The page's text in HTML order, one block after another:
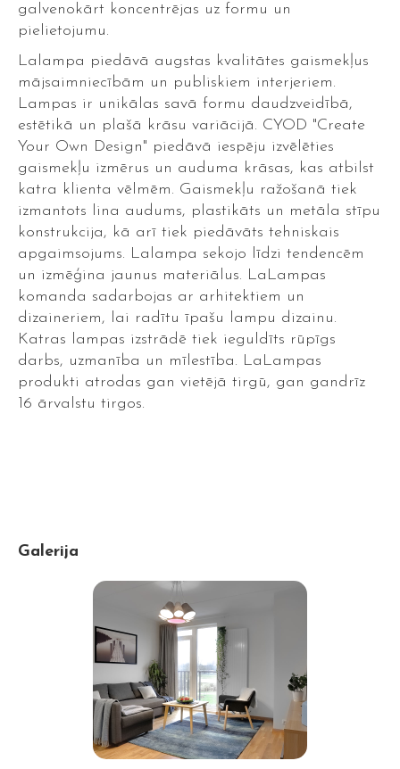
galvenokārt koncentrējas uz formu un
pielietojumu.
Lalampa piedāvā augstas kvalitātes gaismekļus
mājsaimniecībām un publiskiem interjeriem.
Lampas ir unikālas savā formu daudzveidībā,
estētikā un plašā krāsu variācijā. CYOD "Create
Your Own Design" piedāvā iespēju izvēlēties
gaismekļu izmērus un auduma krāsas, kas atbilst
katra klienta vēlmēm. Gaismekļu ražošanā tiek
izmantots lina audums, plastikāts un metāla stīpu
konstrukcija, kā arī tiek piedāvāts tehniskais
apgaimsojums. Lalampa sekojo līdzi tendencēm
un izmēģina jaunus materiālus. LaLampas
komanda sadarbojas ar arhitektiem un
dizaineriem, lai radītu īpašu lampu dizainu.
Katras lampas izstrādē tiek ieguldīts rūpīgs
darbs, uzmanība un mīlestība. LaLampas
produkti atrodas gan vietējā tirgū, gan gandrīz
16 ārvalstu tirgos.
Galerija